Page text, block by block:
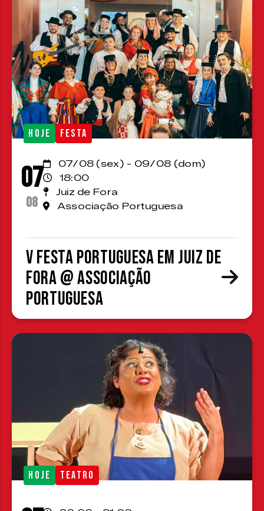
HOJE FESTA
07
08
07/08 (sex) - 09/08 (dom)
18:00
Juiz de Fora
Associação Portuguesa
V Festa Portuguesa em Juiz de
Fora @ Associação
Portuguesa
HOJE TEATRO